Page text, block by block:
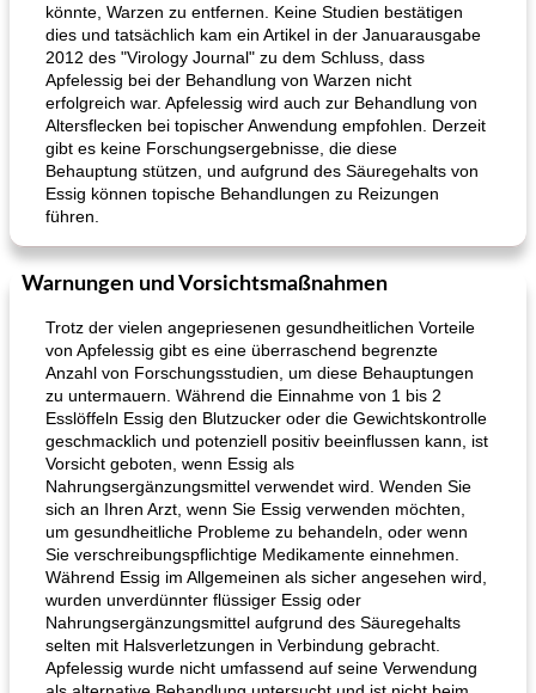
könnte, Warzen zu entfernen. Keine Studien bestätigen
dies und tatsächlich kam ein Artikel in der Januarausgabe
2012 des "Virology Journal" zu dem Schluss, dass
Apfelessig bei der Behandlung von Warzen nicht
erfolgreich war. Apfelessig wird auch zur Behandlung von
Altersflecken bei topischer Anwendung empfohlen. Derzeit
gibt es keine Forschungsergebnisse, die diese
Behauptung stützen, und aufgrund des Säuregehalts von
Essig können topische Behandlungen zu Reizungen
führen.
Warnungen und Vorsichtsmaßnahmen
Trotz der vielen angepriesenen gesundheitlichen Vorteile
von Apfelessig gibt es eine überraschend begrenzte
Anzahl von Forschungsstudien, um diese Behauptungen
zu untermauern. Während die Einnahme von 1 bis 2
Esslöffeln Essig den Blutzucker oder die Gewichtskontrolle
geschmacklich und potenziell positiv beeinflussen kann, ist
Vorsicht geboten, wenn Essig als
Nahrungsergänzungsmittel verwendet wird. Wenden Sie
sich an Ihren Arzt, wenn Sie Essig verwenden möchten,
um gesundheitliche Probleme zu behandeln, oder wenn
Sie verschreibungspflichtige Medikamente einnehmen.
Während Essig im Allgemeinen als sicher angesehen wird,
wurden unverdünnter flüssiger Essig oder
Nahrungsergänzungsmittel aufgrund des Säuregehalts
selten mit Halsverletzungen in Verbindung gebracht.
Apfelessig wurde nicht umfassend auf seine Verwendung